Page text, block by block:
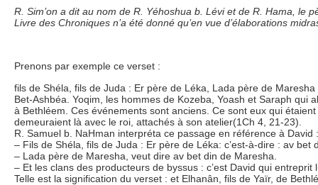
R. Sim’on a dit au nom de R. Yéhoshua b. Lévi et de R. Hama, le
Livre des Chroniques n’a été donné qu’en vue d’élaborations
Prenons par exemple ce verset :
fils de Shéla, fils de Juda : Er père de Léka, Lada père de
Bet-Ashbéa. Yoqim, les hommes de Kozeba, Yoash et Saraph qui
à Bethléem. Ces événements sont anciens. Ce sont eux qui
demeuraient là avec le roi, attachés à son atelier(1Ch 4, 21-23).
R. Samuel b. NaHman interpréta ce passage en référence à David
– Fils de Shéla, fils de Juda : Er père de Léka: c’est-à-dire : av bet
– Lada père de Maresha, veut dire av bet din de Maresha.
– Et les clans des producteurs de byssus : c’est David qui
Telle est la signification du verset : et Elhanân, fils de Yaïr, de